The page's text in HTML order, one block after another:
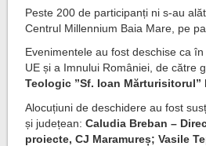
Peste 200 de participanți ni s-au
Centrul Millennium Baia Mare, pe
Evenimentele au fost deschise ca
UE și a Imnului României, de către
Teologic ”Sf. Ioan Mărturisitorul”
Alocuțiuni de deschidere au fost
și județean:Caludia Breban –
proiecte, CJ Maramureș; Vasile